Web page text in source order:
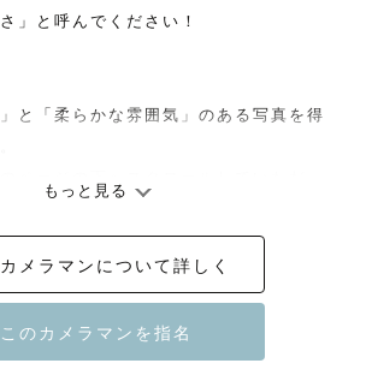
」と呼んでください！
と「柔らかな雰囲気」のある写真を得
ければ、いっさの撮る写真の雰囲気は
🌼
だけでなく、事前準備や撮っている時
もっと見る
メラマンについて詳しく